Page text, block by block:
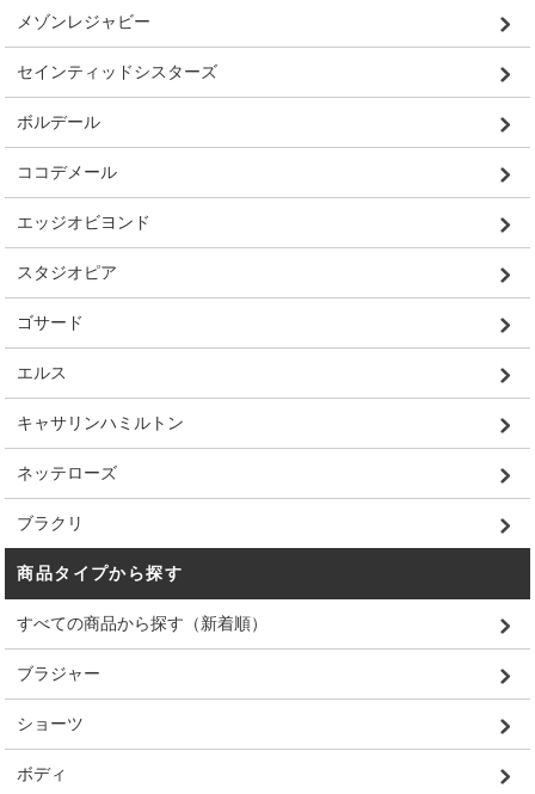
メゾンレジャビー
セインティッドシスターズ
ボルデール
ココデメール
エッジオビヨンド
スタジオピア
ゴサード
エルス
キャサリンハミルトン
ネッテローズ
ブラクリ
商品タイプから探す
すべての商品から探す（新着順）
ブラジャー
ショーツ
ボディ